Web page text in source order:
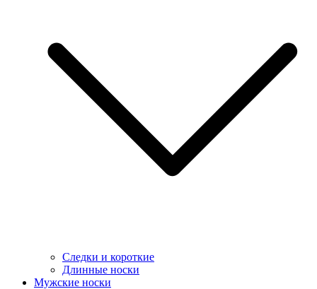
Следки и короткие
Длинные носки
Мужские носки